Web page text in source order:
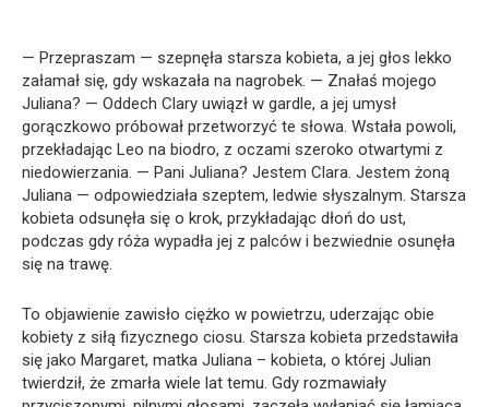
— Przepraszam — szepnęła starsza kobieta, a jej głos lekko
załamał się, gdy wskazała na nagrobek. — Znałaś mojego
Juliana? — Oddech Clary uwiązł w gardle, a jej umysł
gorączkowo próbował przetworzyć te słowa. Wstała powoli,
przekładając Leo na biodro, z oczami szeroko otwartymi z
niedowierzania. — Pani Juliana? Jestem Clara. Jestem żoną
Juliana — odpowiedziała szeptem, ledwie słyszalnym. Starsza
kobieta odsunęła się o krok, przykładając dłoń do ust,
podczas gdy róża wypadła jej z palców i bezwiednie osunęła
się na trawę.
To objawienie zawisło ciężko w powietrzu, uderzając obie
kobiety z siłą fizycznego ciosu. Starsza kobieta przedstawiła
się jako Margaret, matka Juliana – kobieta, o której Julian
twierdził, że zmarła wiele lat temu. Gdy rozmawiały